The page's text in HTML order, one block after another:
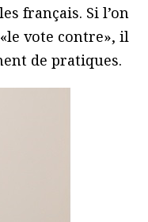
français. Si l’on
vote contre», il
de pratiques.